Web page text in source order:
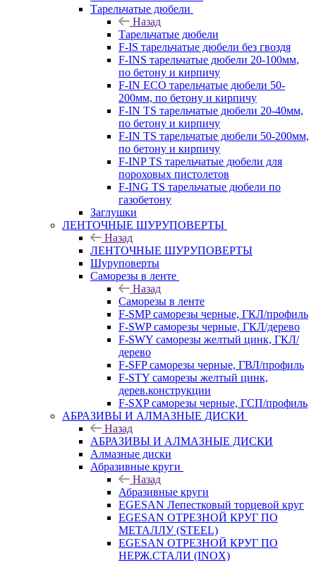
Тарельчатые дюбели
Назад
Тарельчатые дюбели
F-IS тарельчатые дюбели без гвоздя
F-INS тарельчатые дюбели 20-100мм,
по бетону и кирпичу
F-IN ECO тарельчатые дюбели 50-
200мм, по бетону и кирпичу
F-IN TS тарельчатые дюбели 20-40мм,
по бетону и кирпичу
F-IN TS тарельчатые дюбели 50-200мм,
по бетону и кирпичу
F-INP TS тарельчатые дюбели для
пороховых пистолетов
F-ING TS тарельчатые дюбели по
газобетону
Заглушки
ЛЕНТОЧНЫЕ ШУРУПОВЕРТЫ
Назад
ЛЕНТОЧНЫЕ ШУРУПОВЕРТЫ
Шуруповерты
Саморезы в ленте
Назад
Саморезы в ленте
F-SMP саморезы черные, ГКЛ/профиль
F-SWP саморезы черные, ГКЛ/дерево
F-SWY саморезы желтый цинк, ГКЛ/
дерево
F-SFP саморезы черные, ГВЛ/профиль
F-STY саморезы желтый цинк,
дерев.конструкции
F-SXP саморезы черные, ГСП/профиль
АБРАЗИВЫ И АЛМАЗНЫЕ ДИСКИ
Назад
АБРАЗИВЫ И АЛМАЗНЫЕ ДИСКИ
Алмазные диски
Абразивные круги
Назад
Абразивные круги
EGESAN Лепестковый торцевой круг
EGESAN ОТРЕЗНОЙ КРУГ ПО
МЕТАЛЛУ (STEEL)
EGESAN ОТРЕЗНОЙ КРУГ ПО
НЕРЖ.СТАЛИ (INOX)